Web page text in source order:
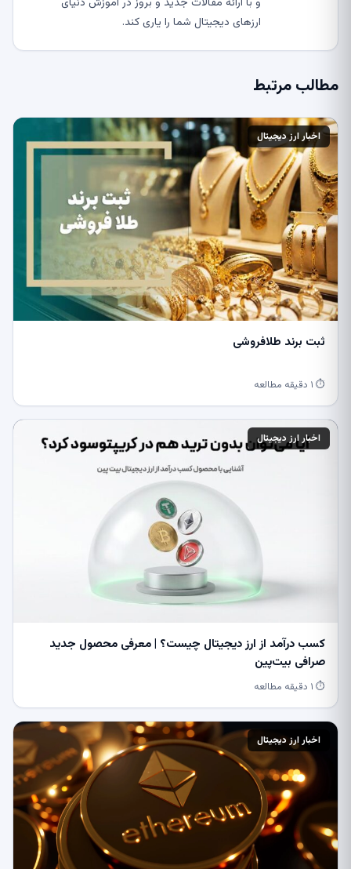
ارزهای دیجیتال شما را یاری کند.
مطالب مرتبط
اخبار ارز دیجیتال
ثبت برند طلافروشی
⏱ ۱ دقیقه مطالعه
اخبار ارز دیجیتال
کسب درآمد از ارز دیجیتال چیست؟ | معرفی محصول جدید
صرافی بیت‌پین
⏱ ۱ دقیقه مطالعه
اخبار ارز دیجیتال